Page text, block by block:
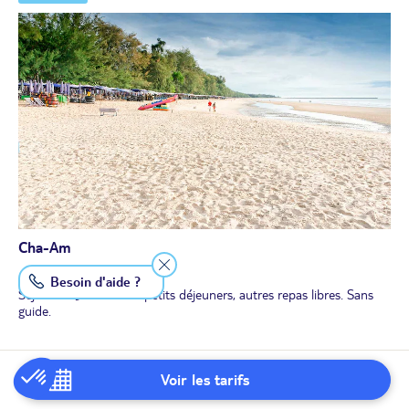
Voir les tarifs
standing. On apprécie sa décoration rafffinée et ses vastes
chambres en bois clair, très agréables et lumineuses. La décoration
contemporaine a du style. 2 restaurants dont un qui donne sur la
très belle plage. Une grande piscine en bord de la mer, Wifi gratuit.
Chambres (40 m²) avec : climatisation, grand balcon avec
banquette de repos, Wifi gratuit, coffre-fort, bouilloire, télévision,
réfrigérateur, sèche-cheveux, salle de bains avec baignoire et
douche à l'italienne. Vue jardin.
Séjour avec petits déjeuners, autres repas libres. (check-in 14h -
check-out 12h)
Cha-Am
Séjour de 3 nuits avec petits déjeuners, autres repas libres. Sans
guide.
JOUR 12
Besoin d'aide ?